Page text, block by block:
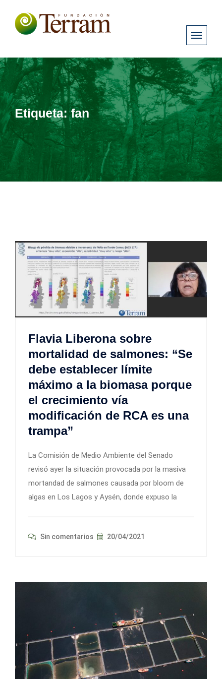
Etiqueta:fan
Flavia Liberona sobre
mortalidad de salmones: “Se
debe establecer límite
máximo a la biomasa porque
el crecimiento vía
modificación de RCA es una
trampa”
La Comisión de Medio Ambiente del Senado
revisó ayer la situación provocada por la masiva
mortandad de salmones causada por bloom de
algas en Los Lagos y Aysén, donde expuso la
Sin comentarios 20/04/2021